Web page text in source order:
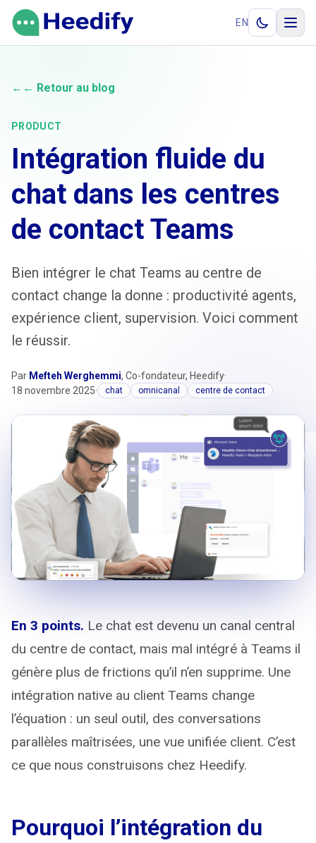
Aller au contenu
EN
← ← Retour au blog
PRODUCT
Intégration fluide du
chat dans les centres
de contact Teams
Bien intégrer le chat Teams au centre de
contact change la donne : productivité agents,
expérience client, supervision. Voici comment
le réussir.
Par Mefteh Werghemmi, Co-fondateur, Heedify·
18 novembre 2025· chat omnicanal centre de contact
En 3 points. Le chat est devenu un canal central
du centre de contact, mais mal intégré à Teams il
génère plus de frictions qu’il n’en supprime. Une
intégration native au client Teams change
l’équation : un seul outil, des conversations
parallèles maîtrisées, une vue unifiée client. C’est
ce que nous construisons chez Heedify.
Pourquoi l’intégration du